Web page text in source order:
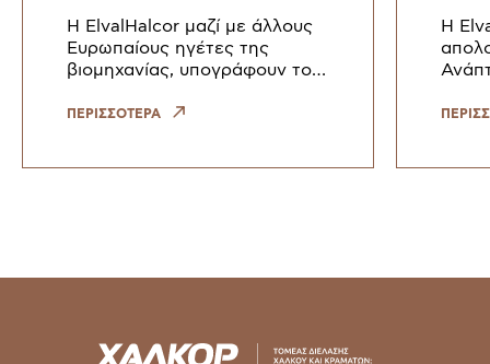
βιώσιμη Ευρώπη
Η ElvalHalcor μαζί με άλλους
Ευρωπαίους ηγέτες της
βιομηχανίας, υπογράφουν το
Έκκληση για δράση για τον
ΠΕΡΙΣΣΟΤΕΡΑ
H